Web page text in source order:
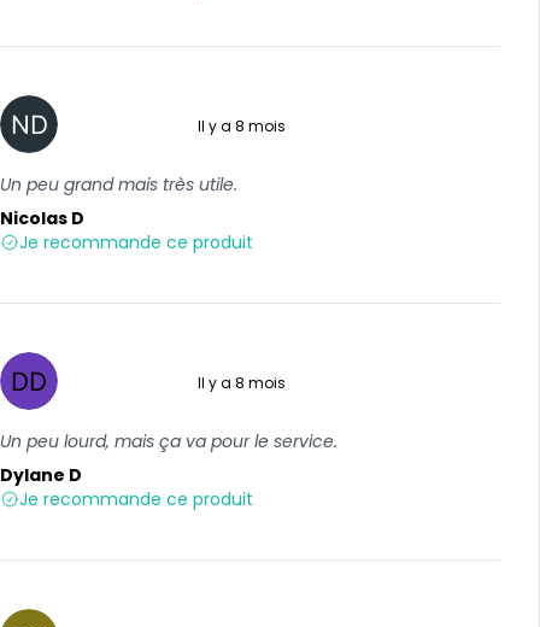
Il y a 8 mois
Un peu grand mais très utile.
Nicolas D
Je recommande ce produit
Il y a 8 mois
Un peu lourd, mais ça va pour le service.
Dylane D
Je recommande ce produit